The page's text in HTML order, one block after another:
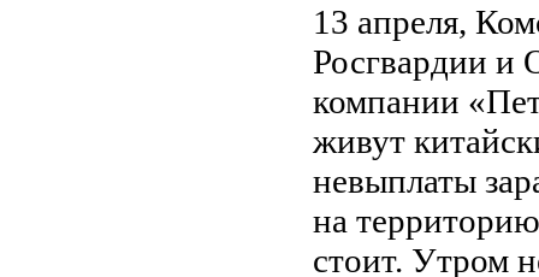
13 апреля,
Росгвардии и
компании
живут
невыплаты
на
стоит. Утром